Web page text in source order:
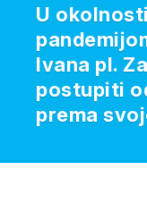
U
Ivana pl.
postupiti
prema